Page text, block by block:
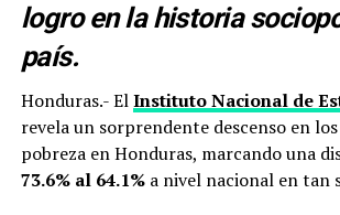
logro en la historia
país.
Honduras.- ElInstituto Nacional de
revela un sorprendente descenso en
pobreza en Honduras, marcando una
73.6% al 64.1%a nivel nacional en tan